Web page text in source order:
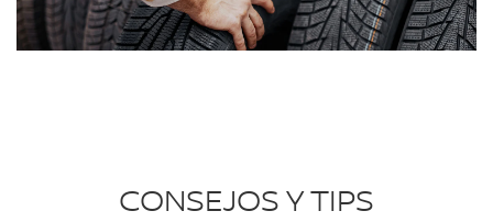
CONSEJOS Y TIPS